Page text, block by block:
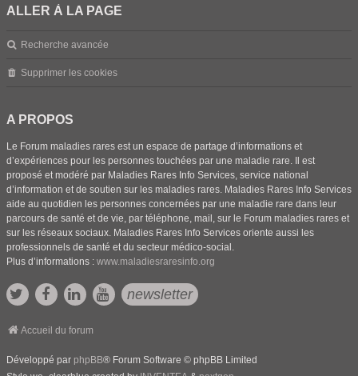
ALLER À LA PAGE
Recherche avancée
Supprimer les cookies
A PROPOS
Le Forum maladies rares est un espace de partage d’informations et
d’expériences pour les personnes touchées par une maladie rare. Il est
proposé et modéré par Maladies Rares Info Services, service national
d’information et de soutien sur les maladies rares. Maladies Rares Info Services
aide au quotidien les personnes concernées par une maladie rare dans leur
parcours de santé et de vie, par téléphone, mail, sur le Forum maladies rares et
sur les réseaux sociaux. Maladies Rares Info Services oriente aussi les
professionnels de santé et du secteur médico-social.
Plus d’informations : www.maladiesraresinfo.org
newsletter
Accueil du forum
Développé par phpBB® Forum Software © phpBB Limited